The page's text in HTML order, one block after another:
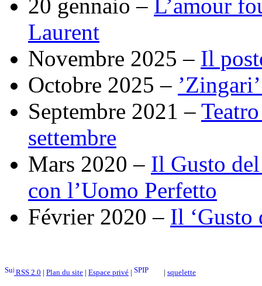
20 gennaio – L’amour
Laurent
Novembre 2025 – Il
Octobre 2025 –
Septembre 2021 –
settembre
Mars 2020 – Il Gusto
con l’Uomo Perfetto
Février 2020 – Il ‘Gusto
RSS 2.0 | Plan du site | Espace privé | | squelette